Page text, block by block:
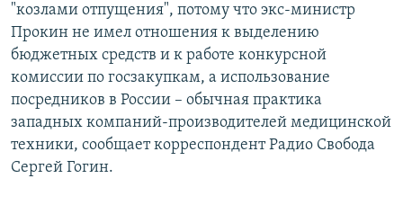
"козлами отпущения", потому что экс-министр
Прокин не имел отношения к выделению
бюджетных средств и к работе конкурсной
комиссии по госзакупкам, а использование
посредников в России – обычная практика
западных компаний-производителей медицинской
техники, сообщает корреспондент Радио Свобода
Сергей Гогин.